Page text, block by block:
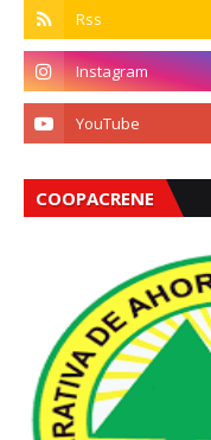
COOPACRENE